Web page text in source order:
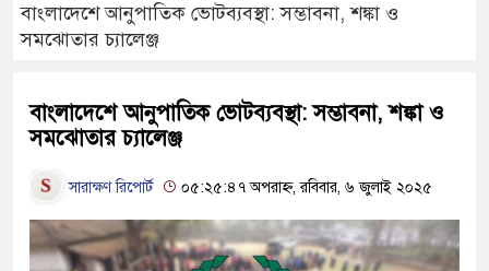
বাংলাদেশে আনুপাতিক ভোটব্যবস্থা: সম্ভাবনা, শঙ্কা ও
সমঝোতার চ্যালেঞ্জ
বাংলাদেশে আনুপাতিক ভোটব্যবস্থা: সম্ভাবনা, শঙ্কা ও
সমঝোতার চ্যালেঞ্জ
সারাক্ষণ রিপোর্ট ০৫:২৫:৪৭ অপরাহ্ন, রবিবার, ৬ জুলাই ২০২৫